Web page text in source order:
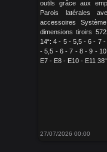
outils grâce aux
Parois latérales
accessoires
dimensions tiroirs
14“: 4 - 5 - 5,5 - 6 - 7
- 5,5 - 6 - 7 - 8 - 9 -
E7 - E8 - E10 - E11
27/07/2026 00:00